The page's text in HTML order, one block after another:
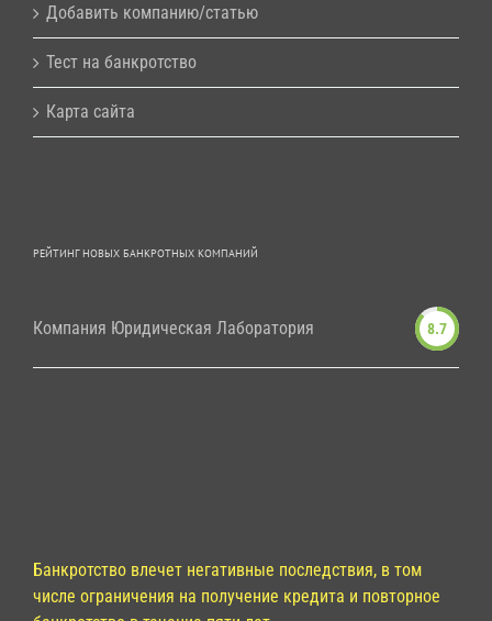
Добавить компанию/статью
Тест на банкротство
Карта сайта
РЕЙТИНГ НОВЫХ БАНКРОТНЫХ КОМПАНИЙ
Компания Юридическая Лаборатория 8.7
Банкротство влечет негативные последствия, в том
числе ограничения на получение кредита и повторное